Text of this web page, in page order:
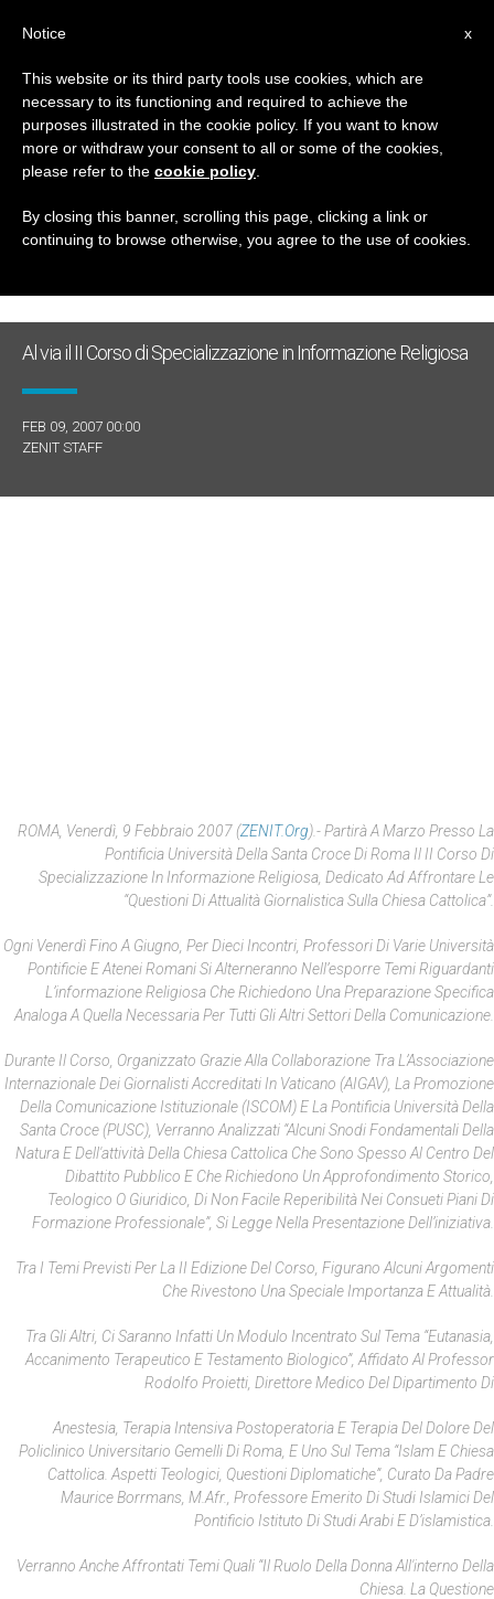
GIORNO
Febbraio 9th, 2007
ULTIME NOTIZIE
Al via il II Corso di Specializzazione in Informazione Religiosa
FEB 09, 2007 00:00
ZENIT STAFF
ROMA, Venerdì, 9 Febbraio 2007 (ZENIT.org).- Partirà A Marzo Presso La
Pontificia Università Della Santa Croce Di Roma Il II Corso Di
Specializzazione In Informazione Religiosa, Dedicato Ad Affrontare Le
“Questioni Di Attualità Giornalistica Sulla Chiesa Cattolica”.
Ogni Venerdì Fino A Giugno, Per Dieci Incontri, Professori Di Varie Università
Pontificie E Atenei Romani Si Alterneranno Nell’esporre Temi Riguardanti
L’informazione Religiosa Che Richiedono Una Preparazione Specifica
Analoga A Quella Necessaria Per Tutti Gli Altri Settori Della Comunicazione.
Durante Il Corso, Organizzato Grazie Alla Collaborazione Tra L’Associazione
Internazionale Dei Giornalisti Accreditati In Vaticano (AIGAV), La Promozione
Della Comunicazione Istituzionale (ISCOM) E La Pontificia Università Della
Santa Croce (PUSC), Verranno Analizzati “alcuni Snodi Fondamentali Della
Natura E Dell'attività Della Chiesa Cattolica Che Sono Spesso Al Centro Del
Dibattito Pubblico E Che Richiedono Un Approfondimento Storico,
Teologico O Giuridico, Di Non Facile Reperibilità Nei Consueti Piani Di
Formazione Professionale”, Si Legge Nella Presentazione Dell’iniziativa.
Tra I Temi Previsti Per La II Edizione Del Corso, Figurano Alcuni Argomenti
Che Rivestono Una Speciale Importanza E Attualità.
Tra Gli Altri, Ci Saranno Infatti Un Modulo Incentrato Sul Tema “Eutanasia,
Accanimento Terapeutico E Testamento Biologico”, Affidato Al Professor
Rodolfo Proietti, Direttore Medico Del Dipartimento Di
Anestesia, Terapia Intensiva Postoperatoria E Terapia Del Dolore Del
Policlinico Universitario Gemelli Di Roma, E Uno Sul Tema “Islam E Chiesa
Cattolica. Aspetti Teologici, Questioni Diplomatiche”, Curato Da Padre
Maurice Borrmans, M.Afr., Professore Emerito Di Studi Islamici Del
Pontificio Istituto Di Studi Arabi E D’islamistica.
Verranno Anche Affrontati Temi Quali “Il Ruolo Della Donna All'interno Della
Chiesa. La Questione
x
Notice
This website or its third party tools use cookies, which are
necessary to its functioning and required to achieve the
purposes illustrated in the cookie policy. If you want to know
more or withdraw your consent to all or some of the cookies,
please refer to the cookie policy
By closing this banner, scrolling this page, clicking a link or
continuing to browse otherwise, you agree to the use of cookies.